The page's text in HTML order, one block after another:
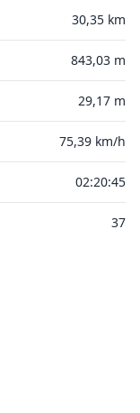
30,35 km
843,03 m
29,17 m
75,39 km/h
02:20:45
37